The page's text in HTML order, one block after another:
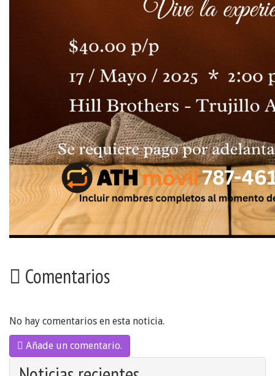
Comentarios
No hay comentarios en esta noticia.
Añade un comentario.